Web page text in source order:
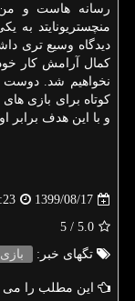
رسانه هاست و
منچستریونایتد به
دیدگاه وسیع تری
کمال آرامش کار
نخواهیم شد. دوست
کوتاه برای بازی
و با این هدف برابر
1399/08/17
5.0
/ 5
تگهای خبر:
بازی
این مطلب را می